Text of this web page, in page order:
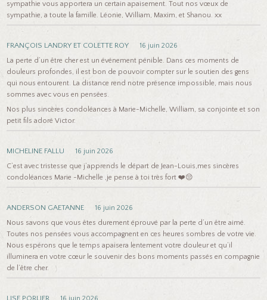
sympathie vous apportera un certain apaisement. Tout nos vœux de
sympathie, a toute la famille. Léonie, William, Maxim, et Shanou. xx
FRANÇOIS LANDRY ET COLETTE ROY
16 juin 2026
La perte d’un être cher est un événement pénible. Dans ces moments de
douleurs profondes, il est bon de pouvoir compter sur le soutien des gens
qui nous entourent. La distance rend notre présence impossible, mais nous
sommes avec vous en pensées.
Nos plus sincères condoléances à Marie-Michelle, William, sa conjointe et son
petit fils adoré Victor.
MICHELINE FALLU
16 juin 2026
C’est avec tristesse que j’apprends le départ de Jean-Louis,mes sincères
condoléances Marie -Michelle ,je pense à toi très fort ❤️😔
ANDERSON GAETANNE
16 juin 2026
Nous savons que vous êtes durement éprouvé par la perte d’un être aimé.
Toutes nos pensées vous accompagnent en ces heures sombres de votre vie.
Nous espérons que le temps apaisera lentement votre douleur et qu’il
illuminera en votre cœur le souvenir des bons moments passés en compagnie
de l’être cher.
LISE PORLIER
16 juin 2026